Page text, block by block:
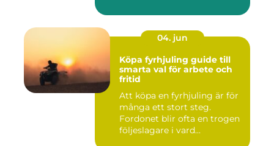
04. jun
Köpa fyrhjuling guide till
smarta val för arbete och
fritid
Att köpa en fyrhjuling är för
många ett stort steg.
Fordonet blir ofta en trogen
följeslagare i vard...